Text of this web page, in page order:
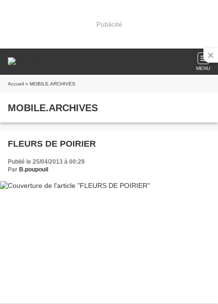
Publicité
MENU
Accueil » MOBILE.ARCHIVES
MOBILE.ARCHIVES
FLEURS DE POIRIER
Publié le 25/04/2013 à 00:29
Par B.poupouil